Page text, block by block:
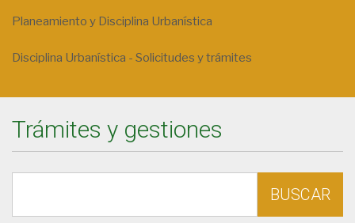
Planeamiento y Disciplina Urbanística
Disciplina Urbanística - Solicitudes y trámites
Trámites y gestiones
servicio